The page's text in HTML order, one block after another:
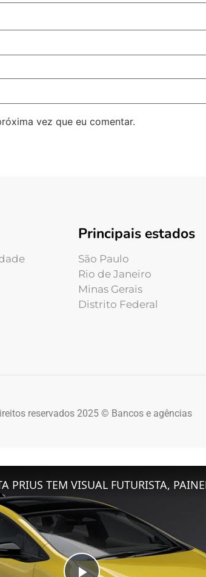
vez que eu comentar.
Principais estados
São Paulo
Rio de Janeiro
Minas Gerais
Distrito Federal
reservados 2025 © Bancos e agências